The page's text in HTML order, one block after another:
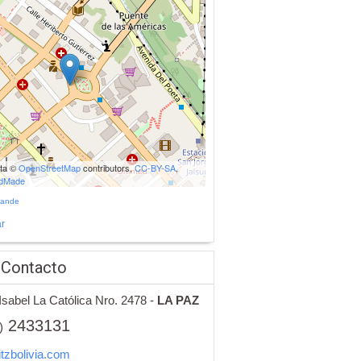
©OpenStreetMapcontributors,CC-BY-SA,
La Católica Nro. 2478 - LA PAZ
2433131